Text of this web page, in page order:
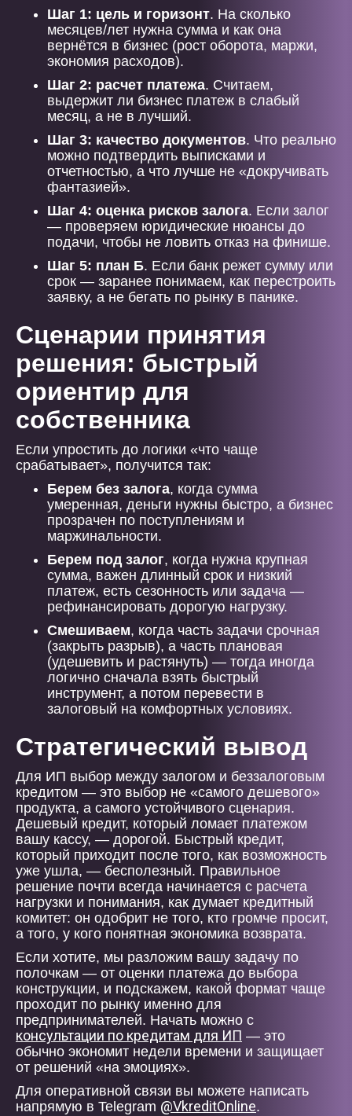
Шаг 1: цель и горизонт. На сколько
месяцев/лет нужна сумма и как она
вернётся в бизнес (рост оборота, маржи,
экономия расходов).
Шаг 2: расчет платежа. Считаем,
выдержит ли бизнес платеж в слабый
месяц, а не в лучший.
Шаг 3: качество документов. Что реально
можно подтвердить выписками и
отчетностью, а что лучше не «докручивать
фантазией».
Шаг 4: оценка рисков залога. Если залог
— проверяем юридические нюансы до
подачи, чтобы не ловить отказ на финише.
Шаг 5: план Б. Если банк режет сумму или
срок — заранее понимаем, как перестроить
заявку, а не бегать по рынку в панике.
Сценарии принятия
решения: быстрый
ориентир для
собственника
Если упростить до логики «что чаще
срабатывает», получится так:
Берем без залога, когда сумма
умеренная, деньги нужны быстро, а бизнес
прозрачен по поступлениям и
маржинальности.
Берем под залог, когда нужна крупная
сумма, важен длинный срок и низкий
платеж, есть сезонность или задача —
рефинансировать дорогую нагрузку.
Смешиваем, когда часть задачи срочная
(закрыть разрыв), а часть плановая
(удешевить и растянуть) — тогда иногда
логично сначала взять быстрый
инструмент, а потом перевести в
залоговый на комфортных условиях.
Стратегический вывод
Для ИП выбор между залогом и беззалоговым
кредитом — это выбор не «самого дешевого»
продукта, а самого устойчивого сценария.
Дешевый кредит, который ломает платежом
вашу кассу, — дорогой. Быстрый кредит,
который приходит после того, как возможность
уже ушла, — бесполезный. Правильное
решение почти всегда начинается с расчета
нагрузки и понимания, как думает кредитный
комитет: он одобрит не того, кто громче просит,
а того, у кого понятная экономика возврата.
Если хотите, мы разложим вашу задачу по
полочкам — от оценки платежа до выбора
конструкции, и подскажем, какой формат чаще
проходит по рынку именно для
предпринимателей. Начать можно с
консультации по кредитам для ИП — это
обычно экономит недели времени и защищает
от решений «на эмоциях».
Для оперативной связи вы можете написать
напрямую в Telegram @VkreditOnline.